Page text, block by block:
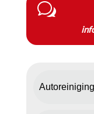
w